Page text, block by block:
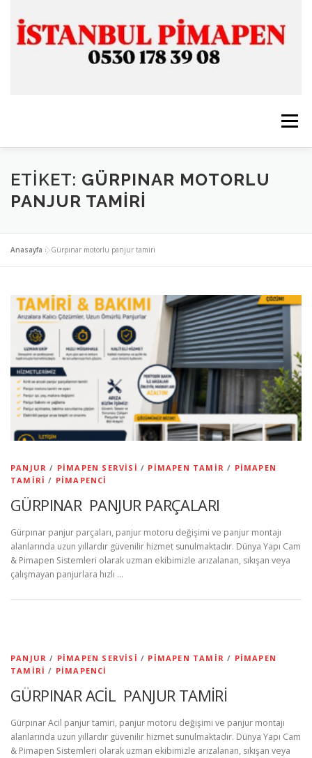
Menü
ANASAYFA İSTANBUL PİMAPEN
ETIKET: GÜRPINAR MOTORLU
PANJUR TAMIRI
Anasayfa »Gürpınar motorlu panjur tamiri
PANJUR / PIMAPEN SERVISI / PIMAPEN TAMIR / PIMAPEN
TAMIRI / PIMAPENCI
GÜRPINAR PANJUR PARÇALARI
Gürpınar panjur parçaları, panjur motoru değişimi ve panjur montajı
alanlarında uzun yıllardır güvenilir hizmet sunulmaktadır. Dünya Yapı Cam
& Pimapen Sistemleri olarak uzman ekibimizle arızalanan, sıkışan veya
çalışmayan panjurlara hızlı …
PANJUR / PIMAPEN SERVISI / PIMAPEN TAMIR / PIMAPEN
TAMIRI / PIMAPENCI
GÜRPINAR ACİL PANJUR TAMİRİ
Gürpınar Acil panjur tamiri, panjur motoru değişimi ve panjur montajı
alanlarında uzun yıllardır güvenilir hizmet sunulmaktadır. Dünya Yapı Cam
& Pimapen Sistemleri olarak uzman ekibimizle arızalanan, sıkışan veya